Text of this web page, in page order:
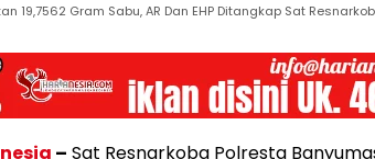
19,7562 Gram Sabu, AR Dan EHP Ditangkap Sat
– Sat Resnarkoba Polresta